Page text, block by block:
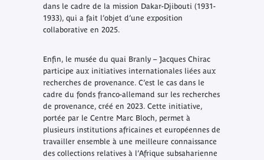
dans le cadre de la mission Dakar-Djibouti (1931-
1933), qui a fait l’objet d’une exposition
collaborative en 2025.
Enfin, le musée du quai Branly – Jacques Chirac
participe aux initiatives internationales liées aux
recherches de provenance. C’est le cas dans le
cadre du fonds franco-allemand sur les recherches
de provenance, créé en 2023. Cette initiative,
portée par le Centre Marc Bloch, permet à
plusieurs institutions africaines et européennes de
travailler ensemble à une meilleure connaissance
des collections relatives à l’Afrique subsaharienne